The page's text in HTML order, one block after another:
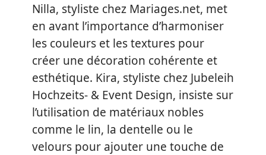
Nilla, styliste chez Mariages.net, met
en avant l’importance d’harmoniser
les couleurs et les textures pour
créer une décoration cohérente et
esthétique. Kira, styliste chez Jubeleih
Hochzeits- & Event Design, insiste sur
l’utilisation de matériaux nobles
comme le lin, la dentelle ou le
velours pour ajouter une touche de